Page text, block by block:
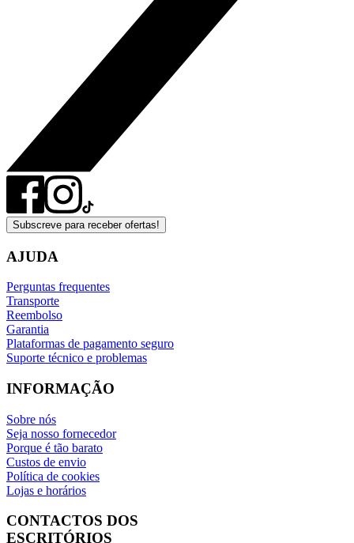
Subscreve para receber ofertas!
AJUDA
Perguntas frequentes
Transporte
Reembolso
Garantia
Plataformas de pagamento seguro
Suporte técnico e problemas
INFORMAÇÃO
Sobre nós
Seja nosso fornecedor
Porque é tão barato
Custos de envio
Política de cookies
Lojas e horários
CONTACTOS DOS
ESCRITÓRIOS